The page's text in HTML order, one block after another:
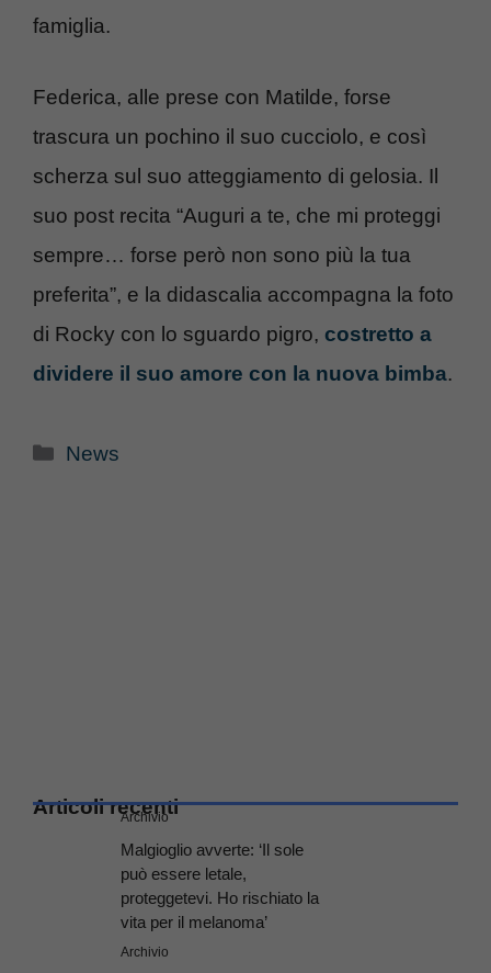
famiglia.
Federica, alle prese con Matilde, forse
trascura un pochino il suo cucciolo, e così
scherza sul suo atteggiamento di gelosia. Il
suo post recita “Auguri a te, che mi proteggi
sempre… forse però non sono più la tua
preferita”, e la didascalia accompagna la foto
di Rocky con lo sguardo pigro, costretto a
dividere il suo amore con la nuova bimba.
Categorie
News
Articoli recenti
Archivio
Malgioglio avverte: ‘Il sole
può essere letale,
proteggetevi. Ho rischiato la
vita per il melanoma’
Archivio